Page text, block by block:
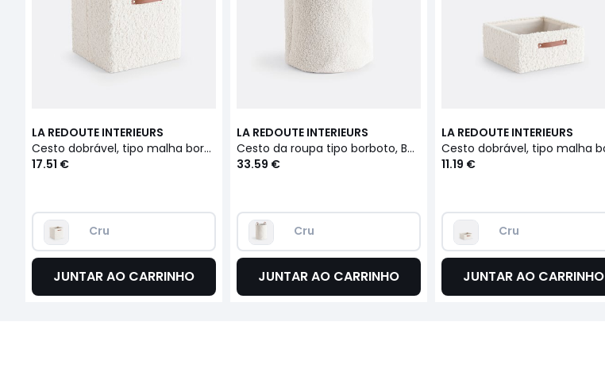
LA REDOUTE INTERIEURS
Cesto dobrável, tipo malha borboto, Boklio
17.51 €
Cru
JUNTAR AO CARRINHO
LA REDOUTE INTERIEURS
Cesto da roupa tipo borboto, Boklio
33.59 €
Cru
JUNTAR AO CARRINHO
LA REDOUTE INTERIEURS
11.19 €
Cru
JUNTAR AO CARRINHO